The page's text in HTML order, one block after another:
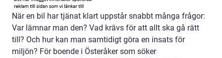
När en bil har tjänat klart uppstår snabbt många frågor:
Var lämnar man den? Vad krävs för att allt ska gå rätt
till? Och hur kan man samtidigt göra en insats för
miljön? För boende i Österåker som söker